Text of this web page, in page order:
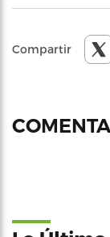
Compartir